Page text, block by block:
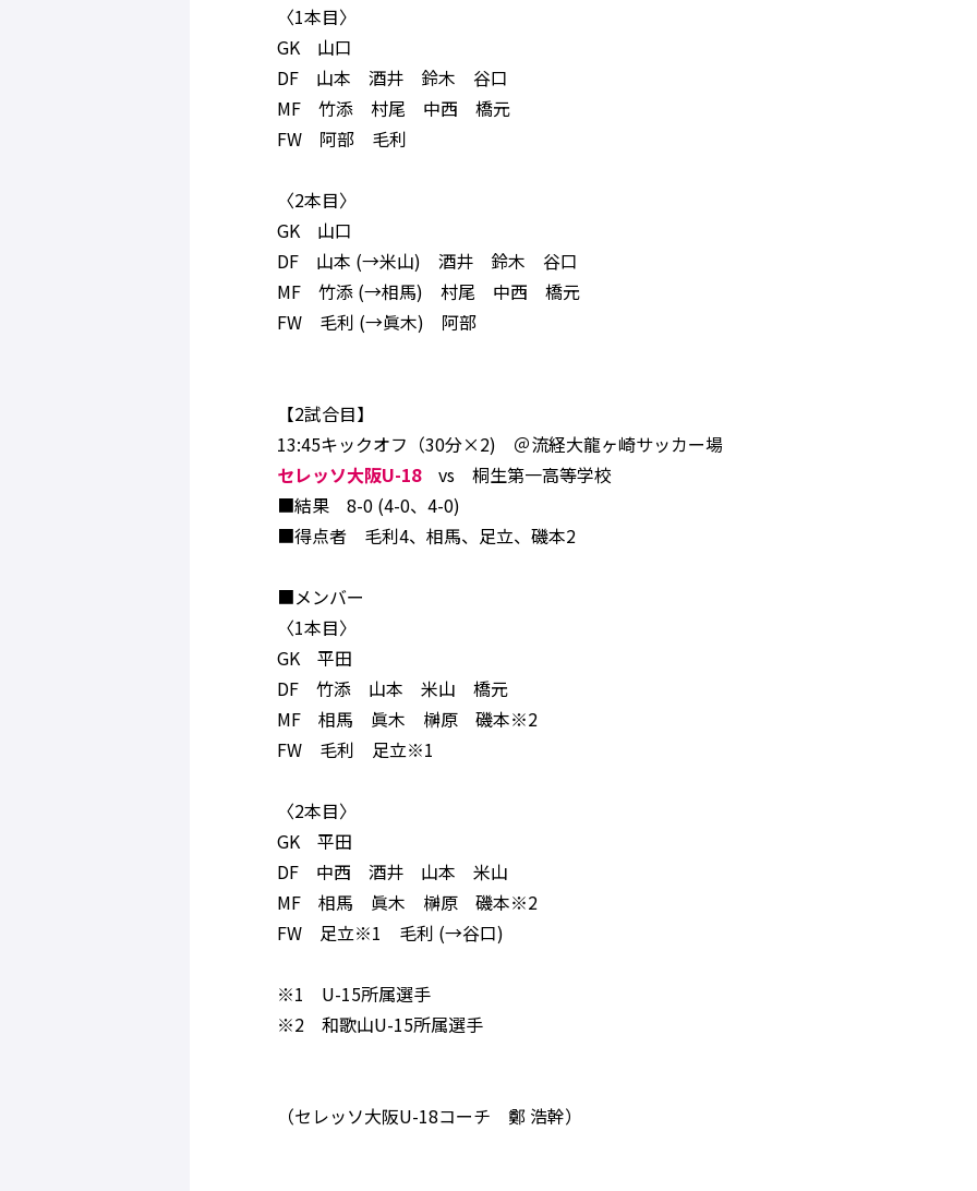
〈1本目〉
GK 山口
DF 山本 酒井 鈴木 谷口
MF 竹添 村尾 中西 橋元
FW 阿部 毛利
〈2本目〉
GK 山口
DF 山本 (→米山) 酒井 鈴木 谷口
MF 竹添 (→相馬) 村尾 中西 橋元
FW 毛利 (→眞木) 阿部
【2試合目】
13:45キックオフ（30分×2) ＠流経大龍ヶ崎サッカー場
セレッソ大阪U-18vs 桐生第一高等学校
■結果 8-0 (4-0、4-0)
■得点者 毛利4、相馬、足立、磯本2
■メンバー
〈1本目〉
GK 平田
DF 竹添 山本 米山 橋元
MF 相馬 眞木 榊原 磯本※2
FW 毛利 足立※1
〈2本目〉
GK 平田
DF 中西 酒井 山本 米山
MF 相馬 眞木 榊原 磯本※2
FW 足立※1 毛利 (→谷口)
※1 U-15所属選手
※2 和歌山U-15所属選手
（セレッソ大阪U-18コーチ 鄭 浩幹）